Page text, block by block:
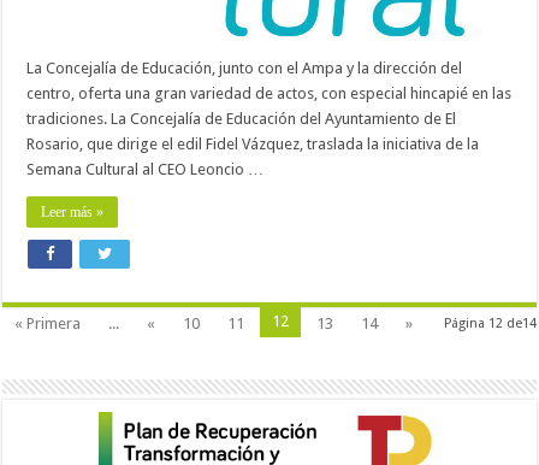
La Concejalía de Educación, junto con el Ampa y la dirección del
centro, oferta una gran variedad de actos, con especial hincapié en las
tradiciones. La Concejalía de Educación del Ayuntamiento de El
Rosario, que dirige el edil Fidel Vázquez, traslada la iniciativa de la
Semana Cultural al CEO Leoncio …
Leer más »
Página 12 de14
« Primera ... « 10 11 12 13 14 »